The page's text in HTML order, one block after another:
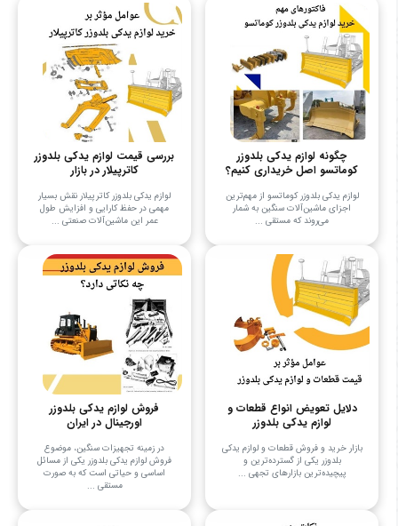
چگونه لوازم یدکی بلدوزر
کوماتسو اصل خریداری کنیم؟
لوازم یدکی بلدوزر کوماتسو از مهم‌ترین
اجزای ماشین‌آلات سنگین به شمار
می‌روند که مستقی ...
بررسی قیمت لوازم یدکی بلدوزر
کاترپیلار در بازار
لوازم یدکی بلدوزر کاترپیلار نقش بسیار
مهمی در حفظ کارایی و افزایش طول
عمر این ماشین‌آلات صنعتی ...
دلایل تعویض انواع قطعات و
لوازم یدکی بلدوزر
بازار خرید و فروش قطعات و لوازم یدکی
بلدوزر یکی از گسترده‌ترین و
پیچیده‌ترین بازارهای تجهی ...
فروش لوازم یدکی بلدوزر
اورجینال در ایران
در زمینه تجهیزات سنگین، موضوع
فروش لوازم یدکی بلدوزر یکی از مسائل
اساسی و حیاتی است که به صورت
مستقی ...